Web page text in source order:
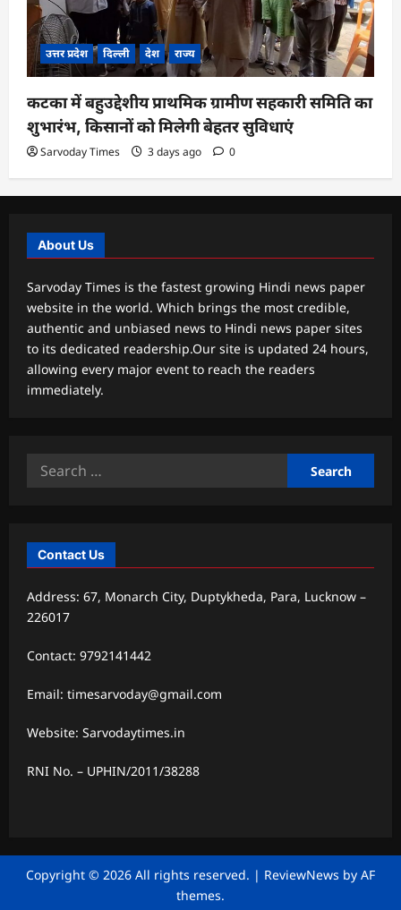
उत्तर प्रदेश दिल्ली देश राज्य
कटका में बहुउद्देशीय प्राथमिक ग्रामीण सहकारी समिति का
शुभारंभ, किसानों को मिलेगी बेहतर सुविधाएं
Sarvoday Times 3 days ago 0
About Us
Sarvoday Times is the fastest growing Hindi news paper
website in the world. Which brings the most credible,
authentic and unbiased news to Hindi news paper sites
to its dedicated readership.Our site is updated 24 hours,
allowing every major event to reach the readers
immediately.
Search
Contact Us
Address: 67, Monarch City, Duptykheda, Para, Lucknow –
226017
Contact: 9792141442
Email: timesarvoday@gmail.com
Website: Sarvodaytimes.in
RNI No. – UPHIN/2011/38288
Copyright © 2026 All rights reserved. | ReviewNews by AF
themes.